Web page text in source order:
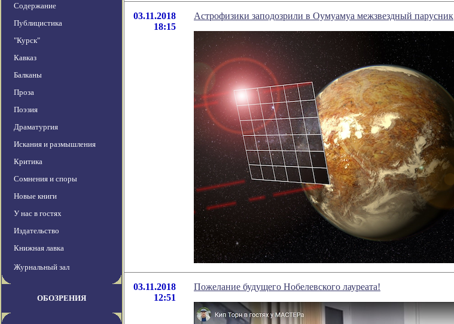
Содержание
Публицистика
"Курск"
Кавказ
Балканы
Проза
Поэзия
Драматургия
Искания и размышления
Критика
Сомнения и споры
Новые книги
У нас в гостях
Издательство
Книжная лавка
Журнальный зал
ОБОЗРЕНИЯ
03.11.2018
18:15
Астрофизики заподозрили в Оумуамуа межзвездный парусник
03.11.2018
12:51
Пожелание будущего Нобелевского лауреата!